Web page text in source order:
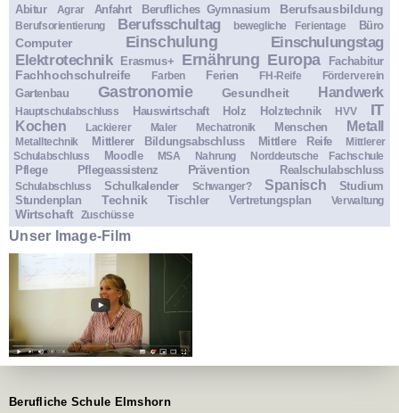
Abitur Agrar Anfahrt Berufliches Gymnasium Berufsausbildung
Berufsorientierung Berufsschultag bewegliche Ferientage Büro
Computer Einschulung
Einschulungstag
Elektrotechnik
Erasmus+ Ernährung Europa Fachabitur
Fachhochschulreife Farben Ferien FH-Reife Förderverein
Gartenbau Gastronomie Gesundheit Handwerk
Hauptschulabschluss Hauswirtschaft Holz Holztechnik HVV IT
Kochen Lackierer Maler Mechatronik Menschen Metall
Metalltechnik Mittlerer Bildungsabschluss Mittlere Reife
Mittlerer
Schulabschluss
Moodle MSA Nahrung Norddeutsche Fachschule
Pflege Pflegeassistenz Prävention Realschulabschluss
Schulabschluss Schulkalender Schwanger? Spanisch
Studium
Stundenplan
Technik Tischler Vertretungsplan Verwaltung
Wirtschaft Zuschüsse
Unser Image-Film
Berufliche Schule Elmshorn